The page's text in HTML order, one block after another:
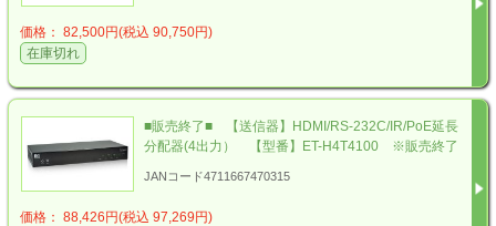
価格： 82,500円(税込 90,750円)
在庫切れ
■販売終了■ 【送信器】HDMI/RS-232C/IR/PoE延長
分配器(4出力） 【型番】ET-H4T4100 ※販売終了
JANコード4711667470315
価格： 88,426円(税込 97,269円)